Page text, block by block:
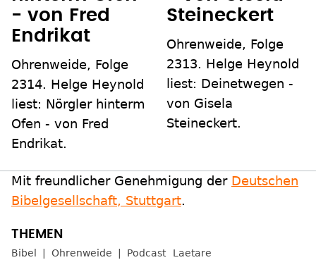
- von Fred
Endrikat
Ohrenweide, Folge
2314. Helge Heynold
liest: Nörgler hinterm
Ofen - von Fred
Endrikat.
Steineckert
Ohrenweide, Folge
2313. Helge Heynold
liest: Deinetwegen -
von Gisela
Steineckert.
Mit freundlicher Genehmigung der Deutschen
Bibelgesellschaft, Stuttgart.
Bibel Ohrenweide Podcast Laetare